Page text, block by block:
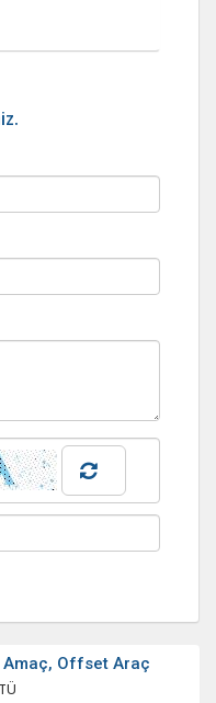
Offset Araç